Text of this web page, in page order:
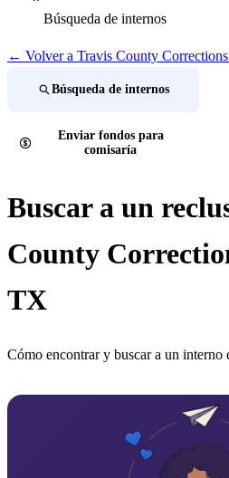
Búsqueda de internos
← Volver a Travis County
Búsqueda de internos
Enviar fondos para
comisaría
Buscar a un
County
TX
Cómo encontrar y buscar a un interno